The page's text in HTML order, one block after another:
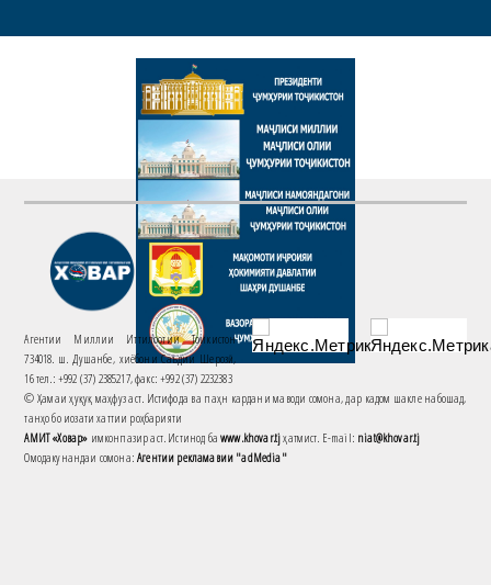
Агентии Миллии Иттилоотии Тоҷикистон
734018. ш. Душанбе, хиёбони Саъдии Шерозӣ,
16 тел.: +992 (37) 2385217, факс: +992 (37) 2232383
© Ҳамаи ҳуқуқ маҳфуз аст. Истифода ва паҳн кардани маводи сомона, дар кадом шакле набошад,
танҳо бо иҷозати хаттии роҳбарияти
АМИТ «Ховар» имконпазир аст. Истинод баwww.khovar.tjҳатмист. E-mail: niat@khovar.tj
Омодакунандаи сомона:Агентии рекламавии "adMedia"